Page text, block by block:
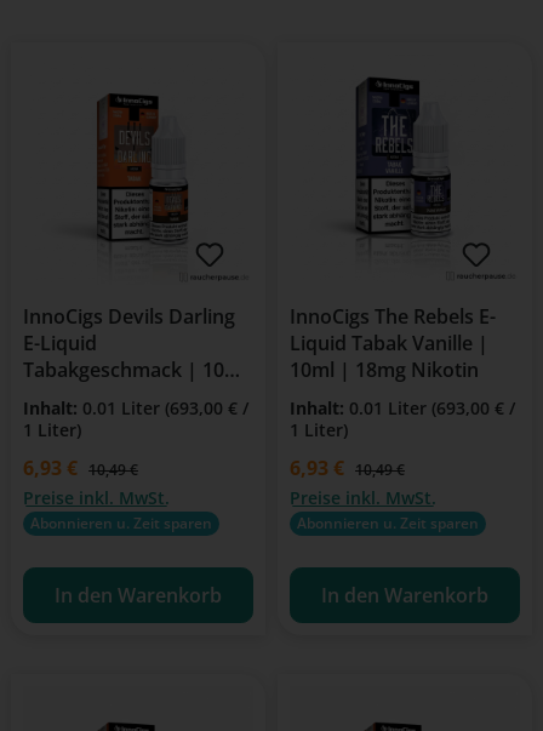
InnoCigs Devils Darling
E-Liquid
Tabakgeschmack | 10ml
Flasche | 6mg Nikotin
Inhalt: 0.01 Liter (693,00 € /
1 Liter)
Verkaufspreis:
6,93 € Regulärer Preis:
10,49 €
Preise inkl. MwSt.
Abonnieren u. Zeit sparen
In den Warenkorb
InnoCigs The Rebels E-
Liquid Tabak Vanille |
10ml | 18mg Nikotin
Inhalt: 0.01 Liter (693,00 € /
1 Liter)
Verkaufspreis:
6,93 € Regulärer Preis:
10,49 €
Preise inkl. MwSt.
Abonnieren u. Zeit sparen
In den Warenkorb